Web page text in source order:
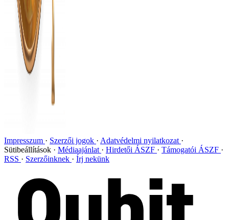
Impresszum Szerzői jogok
Adatvédelmi nyilatkozat
Sütibeállítások
Médiaajánlat Hirdetői ÁSZF
Támogatói ÁSZF
RSS
Szerzőinknek Írj nekünk